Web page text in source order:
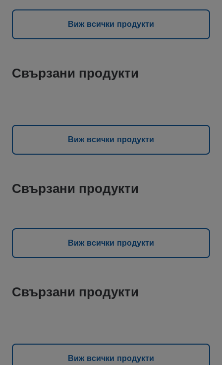
Виж всички продукти
Свързани продукти
Виж всички продукти
Свързани продукти
Виж всички продукти
Свързани продукти
Виж всички продукти